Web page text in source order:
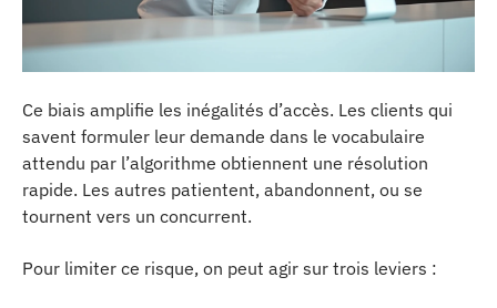
Ce biais amplifie les inégalités d’accès. Les clients qui
savent formuler leur demande dans le vocabulaire
attendu par l’algorithme obtiennent une résolution
rapide. Les autres patientent, abandonnent, ou se
tournent vers un concurrent.
Pour limiter ce risque, on peut agir sur trois leviers :